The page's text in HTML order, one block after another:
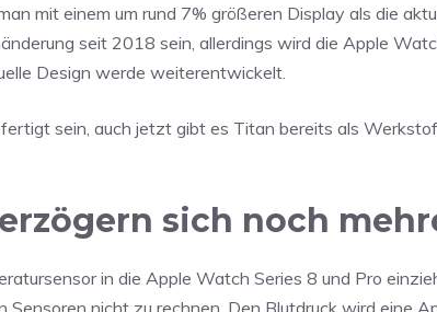
mit einem um rund 7% größeren Display als die
seit 2018 sein, allerdings wird die Apple
Design werde weiterentwickelt.
sein, auch jetzt gibt es Titan bereits als
sich noch
in die Apple Watch Series 8 und Pro
Sensoren nicht zu rechnen. Den Blutdruck wird eine